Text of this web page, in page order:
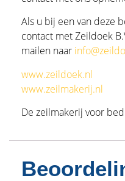
Als u bij een van deze
contact met Zeildoek
mailen naar
www.zeildoek.nl
www.zeilmakerij.nl
De zeilmakerij voor